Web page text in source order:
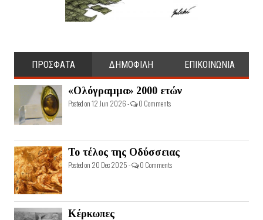
ΠΡΟΣΦΑΤΑ ΔΗΜΟΦΙΛΗ ΕΠΙΚΟΙΝΩΝΙΑ
«Ολόγραμμα» 2000 ετών
Posted on 12 Jun 2026 - 0 Comments
Το τέλος της Οδύσσειας
Posted on 20 Dec 2025 - 0 Comments
Κέρκωπες